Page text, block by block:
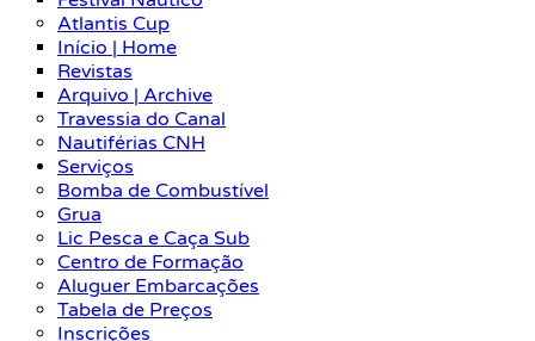
Atlantis Cup
Início | Home
Revistas
Arquivo | Archive
Travessia do Canal
Nautiférias CNH
Serviços
Bomba de Combustível
Grua
Lic Pesca e Caça Sub
Centro de Formação
Aluguer Embarcações
Tabela de Preços
Inscrições